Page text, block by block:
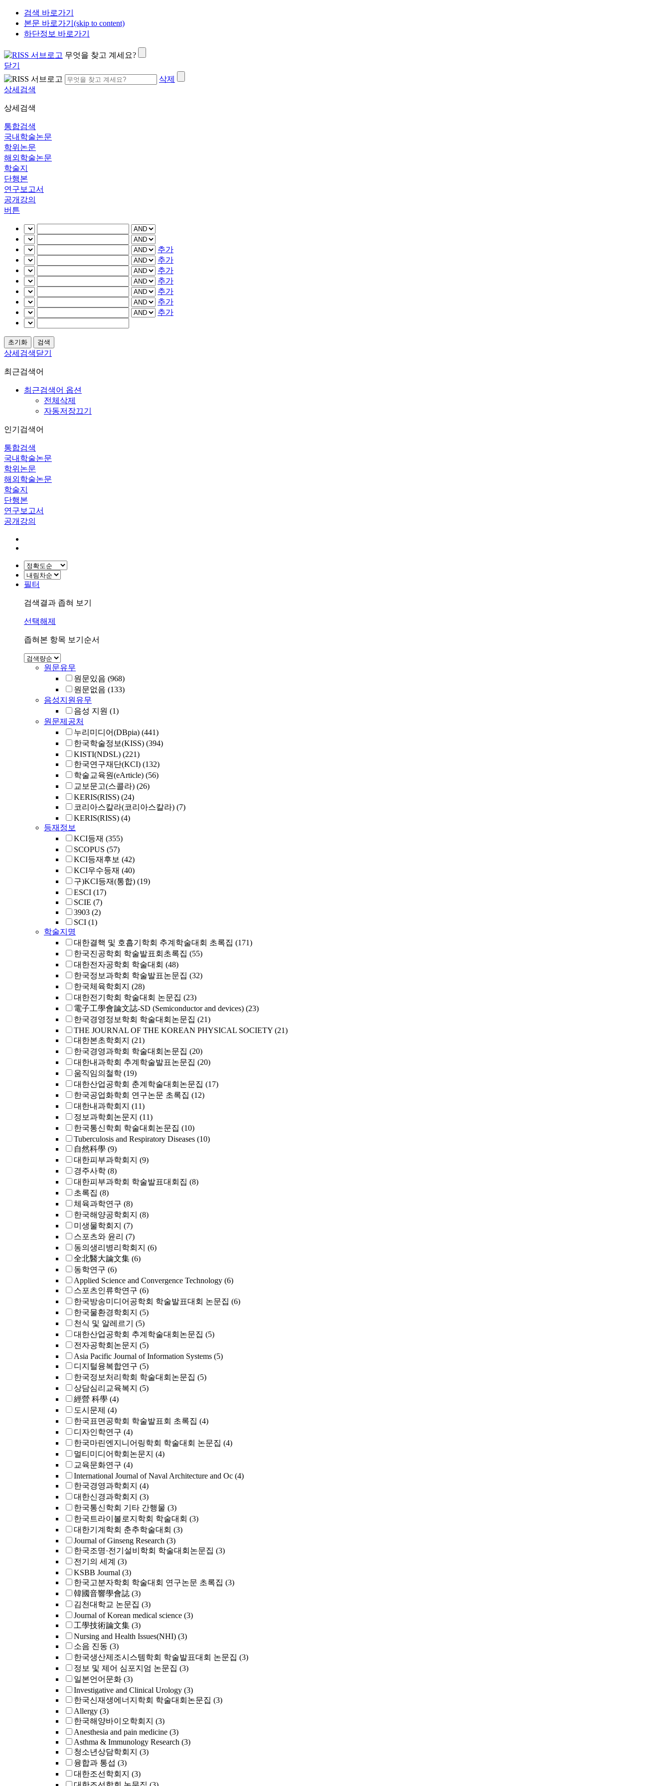
검색 바로가기
본문 바로가기(skip to content)
하단정보 바로가기
무엇을 찾고 계세요?
닫기
삭제
상세검색
상세검색
통합검색
국내학술논문
학위논문
해외학술논문
학술지
단행본
연구보고서
공개강의
버튼
추가
추가
추가
추가
추가
추가
추가
상세검색닫기
최근검색어
최근검색어 옵션
전체삭제
자동저장끄기
인기검색어
통합검색
국내학술논문
학위논문
해외학술논문
학술지
단행본
연구보고서
공개강의
필터
검색결과 좁혀 보기
선택해제
좁혀본 항목 보기순서
원문유무
원문있음 (968)
원문없음 (133)
음성지원유무
음성 지원 (1)
원문제공처
누리미디어(DBpia) (441)
한국학술정보(KISS) (394)
KISTI(NDSL) (221)
한국연구재단(KCI) (132)
학술교육원(eArticle) (56)
교보문고(스콜라) (26)
KERIS(RISS) (24)
코리아스칼라(코리아스칼라) (7)
KERIS(RISS) (4)
등재정보
KCI등재 (355)
SCOPUS (57)
KCI등재후보 (42)
KCI우수등재 (40)
구)KCI등재(통합) (19)
ESCI (17)
SCIE (7)
3903 (2)
SCI (1)
학술지명
대한결핵 및 호흡기학회 추계학술대회 초록집 (171)
한국진공학회 학술발표회초록집 (55)
대한전자공학회 학술대회 (48)
한국정보과학회 학술발표논문집 (32)
한국체육학회지 (28)
대한전기학회 학술대회 논문집 (23)
電子工學會論文誌-SD (Semiconductor and devices) (23)
한국경영정보학회 학술대회논문집 (21)
THE JOURNAL OF THE KOREAN PHYSICAL SOCIETY (21)
대한본초학회지 (21)
한국경영과학회 학술대회논문집 (20)
대한내과학회 추계학술발표논문집 (20)
움직임의철학 (19)
대한산업공학회 춘계학술대회논문집 (17)
한국공업화학회 연구논문 초록집 (12)
대한내과학회지 (11)
정보과학회논문지 (11)
한국통신학회 학술대회논문집 (10)
Tuberculosis and Respiratory Diseases (10)
自然科學 (9)
대한피부과학회지 (9)
경주사학 (8)
대한피부과학회 학술발표대회집 (8)
초록집 (8)
체육과학연구 (8)
한국해양공학회지 (8)
미생물학회지 (7)
스포츠와 윤리 (7)
동의생리병리학회지 (6)
全北醫大論文集 (6)
동학연구 (6)
Applied Science and Convergence Technology (6)
스포츠인류학연구 (6)
한국방송미디어공학회 학술발표대회 논문집 (6)
한국물환경학회지 (5)
천식 및 알레르기
(5)
대한산업공학회 추계학술대회논문집 (5)
전자공학회논문지 (5)
Asia Pacific Journal of Information Systems (5)
디지털융복합연구 (5)
한국정보처리학회 학술대회논문집 (5)
상담심리교육복지 (5)
經營 科學 (4)
도시문제 (4)
한국표면공학회 학술발표회 초록집 (4)
디자인학연구 (4)
한국마린엔지니어링학회 학술대회 논문집 (4)
멀티미디어학회논문지 (4)
교육문화연구 (4)
International Journal of Naval Architecture and Oc (4)
한국경영과학회지 (4)
대한신경과학회지 (3)
한국통신학회 기타 간행물 (3)
한국트라이볼로지학회 학술대회 (3)
대한기계학회 춘추학술대회 (3)
Journal of Ginseng Research (3)
한국조명·전기설비학회 학술대회논문집 (3)
전기의 세계 (3)
KSBB Journal (3)
한국고분자학회 학술대회 연구논문 초록집 (3)
韓國音響學會誌 (3)
김천대학교 논문집 (3)
Journal of Korean medical science (3)
工學技術論文集 (3)
Nursing and Health Issues(NHI) (3)
소음 진동 (3)
한국생산제조시스템학회 학술발표대회 논문집 (3)
정보 및 제어 심포지엄 논문집 (3)
일본언어문화 (3)
Investigative and Clinical Urology (3)
한국신재생에너지학회 학술대회논문집 (3)
Allergy (3)
한국해양바이오학회지 (3)
Anesthesia and pain medicine (3)
Asthma & Immunology Research (3)
청소년상담학회지 (3)
융합과 통섭 (3)
대한조선학회지 (3)